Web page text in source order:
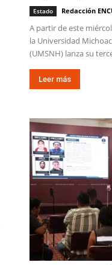
Estado Redacción
A partir de este
la Universidad
(UMSNH) lanza su
Leer más